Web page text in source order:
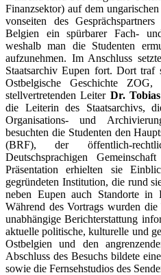
Finanzsektor) auf dem
vonseiten des
Belgien ein spürbarer Fach-
weshalb man die Studenten
aufzunehmen. Im Anschluss
Staatsarchiv Eupen fort. Dort
Ostbelgische Geschichte ZOG,
stellvertretenden Leiter Dr.
die Leiterin des Staatsarchivs,
Organisations- und
besuchten die Studenten den
(BRF), der öffentlich-
Deutschsprachigen
Präsentation erhielten sie
gegründeten Institution, die rund
neben Eupen auch Standorte
Während des Vortrags wurden
unabhängige Berichterstattung
aktuelle politische, kulturelle und
Ostbelgien und den
Abschluss des Besuchs bildete
sowie die Fernsehstudios des